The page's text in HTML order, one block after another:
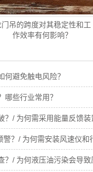
门吊的跨度对其稳定性和工
作效率有何影响？
避免触电风险？
些行业常用？
/ 为何需采用能量反馈装
？/ 为何需安装风速仪和
/ 为何液压油污染会导致